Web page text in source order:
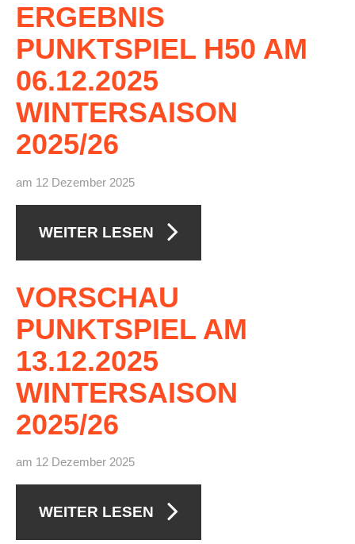
Das Clubhaus
Die Tennisanlage
Mitgliedschaft
Downloads
Bespannungsservice
Die Geschichte
Punktspiele
Punktspiele Wintersaison 2025/2026
Erwachsene
Jugend
TRAINING
ERGEBNIS
PUNKTSPIEL H50 AM
06.12.2025
WINTERSAISON
2025/26
am 12 Dezember 2025
WEITER LESEN
VORSCHAU
PUNKTSPIEL AM
13.12.2025
WINTERSAISON
2025/26
am 12 Dezember 2025
WEITER LESEN